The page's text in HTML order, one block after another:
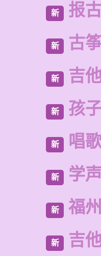
新 报
新 古
新 吉
新 孩
新 唱
新 学
新 福
新 吉